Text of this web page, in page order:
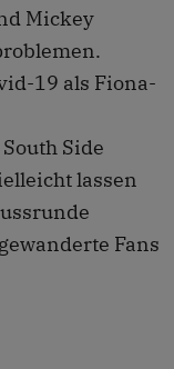
Mickey
19 als Fiona-
Side
lassen
Fans